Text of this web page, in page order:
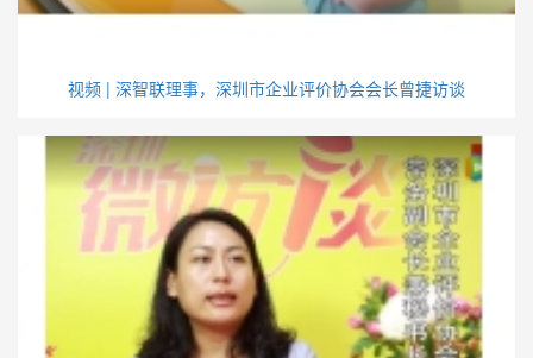
视频 | 深智联理事，深圳市企业评价协会会长曾捷访谈